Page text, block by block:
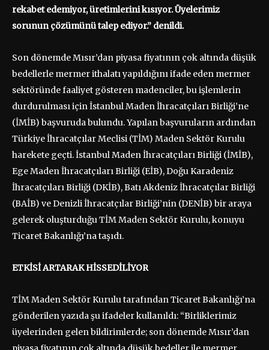
rekabet edemiyor, üretimlerini kısıyor. Üyelerimiz
sorunun çözümünü talep ediyor.” denildi.
Son dönemde Mısır’dan piyasa fiyatının çok altında düşük
bedellerle mermer ithalatı yapıldığını ifade eden mermer
sektöründe faaliyet gösteren madenciler, bu işlemlerin
durdurulması için İstanbul Maden İhracatçıları Birliği’ne
(İMİB) başvuruda bulundu. Yapılan başvuruların ardından
Türkiye İhracatçılar Meclisi (TİM) Maden Sektör Kurulu
harekete geçti. İstanbul Maden İhracatçıları Birliği (İMİB),
Ege Maden İhracatçıları Birliği (EİB), Doğu Karadeniz
İhracatçıları Birliği (DKİB), Batı Akdeniz İhracatçılar Birliği
(BAİB) ve Denizli İhracatçılar Birliği’nin (DENİB) bir araya
gelerek oluşturduğu TİM Maden Sektör Kurulu, konuyu
Ticaret Bakanlığı’na taşıdı.
ETKİSİ ARTARAK HİSSEDİLİYOR
TİM Maden Sektör Kurulu tarafından Ticaret Bakanlığı’na
gönderilen yazıda şu ifadeler kullanıldı: “Birliklerimiz
üyelerinden gelen bildirimlerde; son dönemde Mısır’dan